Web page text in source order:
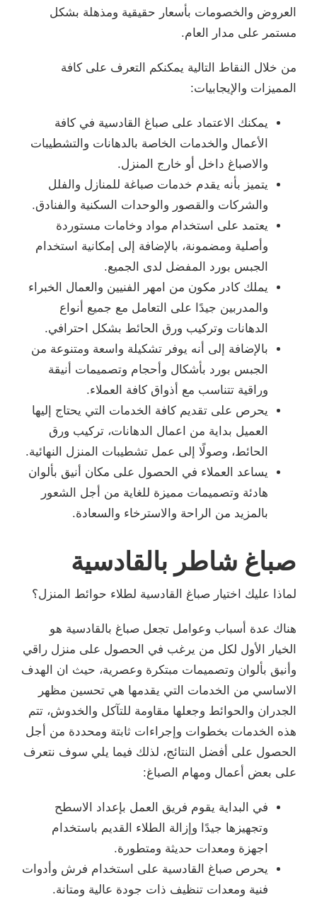
العروض والخصومات بأسعار حقيقية ومذهلة بشكل
مستمر على مدار العام.
من خلال النقاط التالية يمكنكم التعرف على كافة
المميزات والإيجابيات:
يمكنك الاعتماد على صباغ القادسية في كافة
الأعمال والخدمات الخاصة بالدهانات والتشطيبات
والاصباغ داخل أو خارج المنزل.
يتميز بأنه يقدم خدمات صباغة للمنازل والفلل
والشركات والقصور والوحدات السكنية والفنادق.
يعتمد على استخدام مواد وخامات مستوردة
وأصلية ومضمونة، بالإضافة إلى إمكانية استخدام
الجبس بورد المفضل لدى الجميع.
يملك كادر مكون من امهر الفنيين والعمال الخبراء
والمدربين جيدًا على التعامل مع جميع أنواع
الدهانات وتركيب ورق الحائط بشكل احترافي.
بالإضافة إلى أنه يوفر تشكيلة واسعة ومتنوعة من
الجبس بورد بأشكال وأحجام وتصميمات أنيقة
وراقية تتناسب مع أذواق كافة العملاء.
يحرص على تقديم كافة الخدمات التي يحتاج إليها
العميل بداية من اعمال الدهانات، تركيب ورق
الحائط، وصولًا إلى عمل تشطيبات المنزل النهائية.
يساعد العملاء في الحصول على مكان أنيق بألوان
هادئة وتصميمات مميزة للغاية من أجل الشعور
بالمزيد من الراحة والاسترخاء والسعادة.
صباغ شاطر بالقادسية
لماذا عليك اختيار صباغ القادسية لطلاء حوائط المنزل؟
هناك عدة أسباب وعوامل تجعل صباغ بالقادسية هو
الخيار الأول لكل من يرغب في الحصول على منزل راقي
وأنيق بألوان وتصميمات مبتكرة وعصرية، حيث ان الهدف
الاساسي من الخدمات التي يقدمها هي تحسين مظهر
الجدران والحوائط وجعلها مقاومة للتآكل والخدوش، تتم
هذه الخدمات بخطوات وإجراءات ثابتة ومحددة من أجل
الحصول على أفضل النتائج، لذلك فيما يلي سوف نتعرف
على بعض أعمال ومهام الصباغ:
في البداية يقوم فريق العمل بإعداد الاسطح
وتجهيزها جيدًا وإزالة الطلاء القديم باستخدام
اجهزة ومعدات حديثة ومتطورة.
يحرص صباغ القادسية على استخدام فرش وأدوات
فنية ومعدات تنظيف ذات جودة عالية ومتانة.